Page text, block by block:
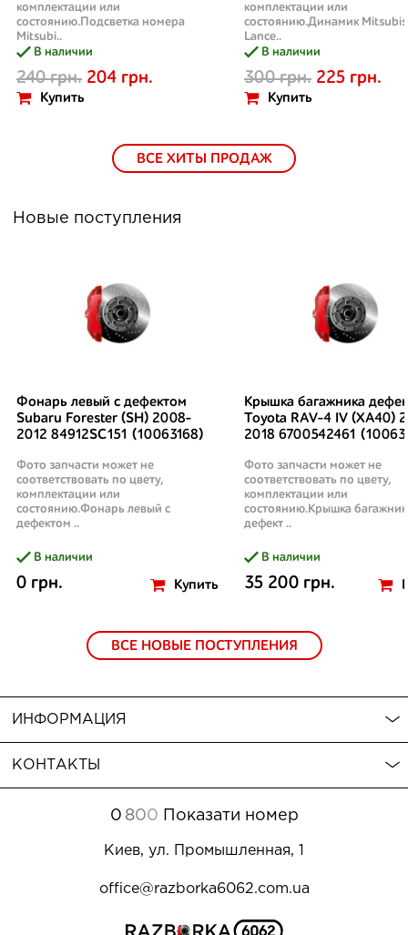
комплектации или
состоянию.Подсветка номера
Mitsubi..
В наличии
240 грн. 204 грн.
Купить
комплектации или
состоянию.Динамик
Lance..
В наличии
300 грн. 225 грн.
Купить
ВСЕ ХИТЫ ПРОДАЖ
Новые поступления
Фонарь левый с дефектом
Subaru Forester (SH) 2008-
2012 84912SC151 (10063168)
Фото запчасти может не
соответствовать по цвету,
комплектации или
состоянию.Фонарь левый с
дефектом ..
В наличии
0 грн. Купить
Крышка багажника
Toyota RAV-4 IV (XA40)
2018 6700542461
Фото запчасти может не
соответствовать по цвету,
комплектации или
состоянию.Крышка
дефект ..
В наличии
35 200 грн.
ВСЕ НОВЫЕ ПОСТУПЛЕНИЯ
ИНФОРМАЦИЯ
КОНТАКТЫ
0 800 Показати номер
Киев, ул. Промышленная, 1
office@razborka6062.com.ua